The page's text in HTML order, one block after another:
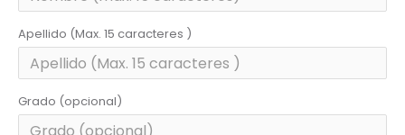
Apellido (Max. 15 caracteres )
Grado (opcional)